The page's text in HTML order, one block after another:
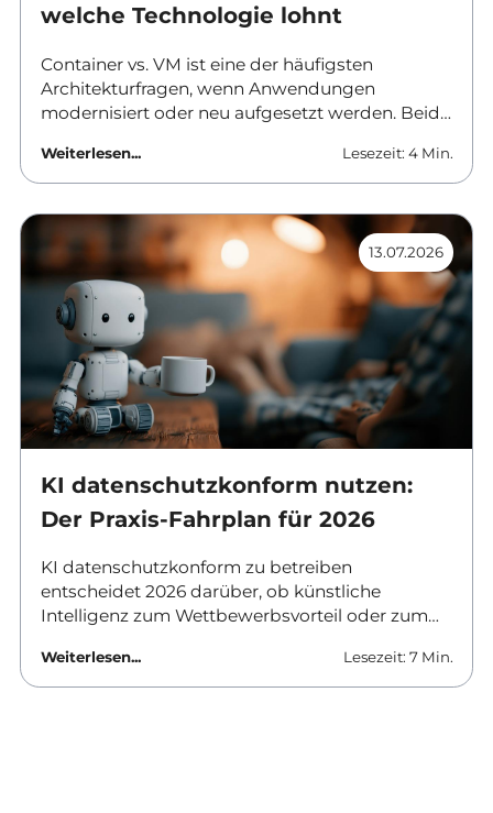
welche Technologie lohnt
Container vs. VM ist eine der häufigsten
Architekturfragen, wenn Anwendungen
modernisiert oder neu aufgesetzt werden. Beide
darunterliegenden Hardware, aber sie tun es auf
unterschiedlichen Ebenen und mit
unterschiedlichen Folgen für Betrieb, Sicherheit
und Kosten. Dieser Beitrag ordnet die
Unterschiede ein und nennt Kriterien für die
Auswahl.
Weiterlesen... Lesezeit: 4 Min.
13.07.2026
KI datenschutzkonform nutzen:
Der Praxis-Fahrplan für 2026
KI datenschutzkonform zu betreiben
entscheidet 2026 darüber, ob künstliche
Intelligenz zum Wettbewerbsvorteil oder zum
Unternehmen und Behörden brauchen klare
Antworten: Welche Tools sind erlaubt, was
Weiterlesen... Lesezeit: 7 Min.